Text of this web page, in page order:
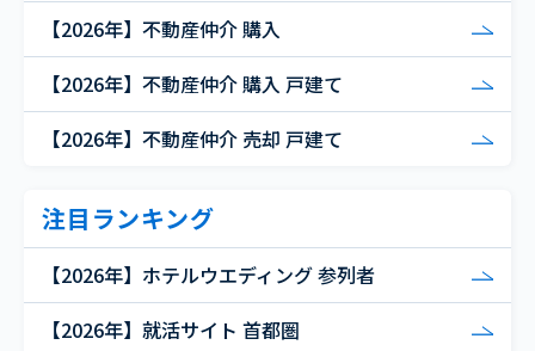
【2026年】不動産仲介 購入
【2026年】不動産仲介 購入 戸建て
【2026年】不動産仲介 売却 戸建て
注目ランキング
【2026年】ホテルウエディング 参列者
【2026年】就活サイト 首都圏